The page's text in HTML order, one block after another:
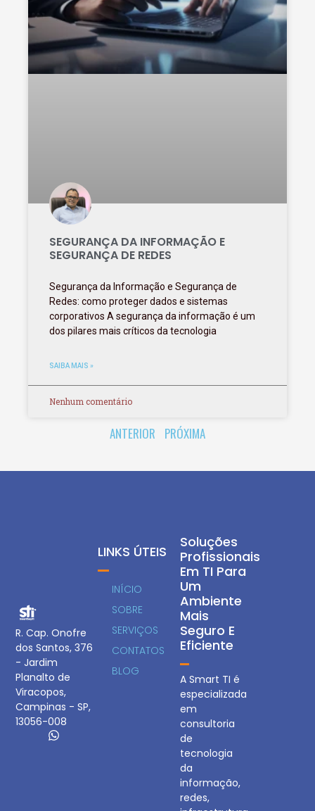
SEGURANÇA DA INFORMAÇÃO E
SEGURANÇA DE REDES
Segurança da Informação e Segurança de
Redes: como proteger dados e sistemas
corporativos A segurança da informação é um
dos pilares mais críticos da tecnologia
SAIBA MAIS »
Nenhum comentário
ANTERIOR PRÓXIMA
R. Cap. Onofre
dos Santos, 376
- Jardim
Planalto de
Viracopos,
Campinas - SP,
13056-008
Soluções
Profissionais
Em TI Para
Um
Ambiente
Mais
Seguro E
Eficiente
A Smart TI é
especializada
em
consultoria
de
tecnologia
da
informação,
redes,
LINKS ÚTEIS
INÍCIO
SOBRE
SERVIÇOS
CONTATOS
BLOG